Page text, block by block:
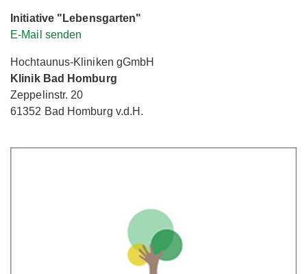
Initiative "Lebensgarten"
E-Mail senden
Hochtaunus-Kliniken gGmbH
Klinik Bad Homburg
Zeppelinstr. 20
61352 Bad Homburg v.d.H.